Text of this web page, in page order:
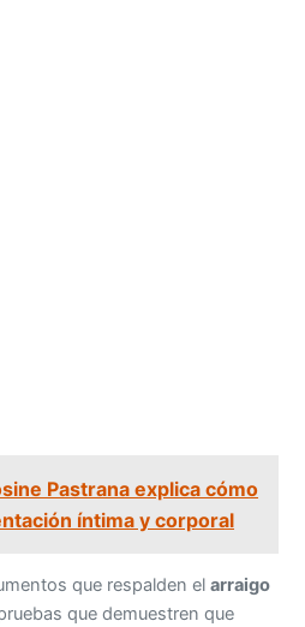
Pastrana explica cómo
íntima y corporal
que respalden elarraigo
que demuestren que